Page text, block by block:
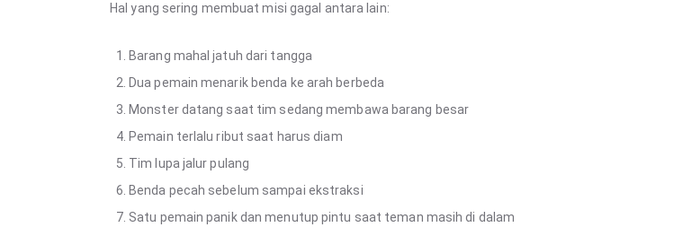
Hal yang sering membuat misi gagal antara lain:
Barang mahal jatuh dari tangga
Dua pemain menarik benda ke arah berbeda
Monster datang saat tim sedang membawa barang besar
Pemain terlalu ribut saat harus diam
Tim lupa jalur pulang
Benda pecah sebelum sampai ekstraksi
Satu pemain panik dan menutup pintu saat teman masih di dalam